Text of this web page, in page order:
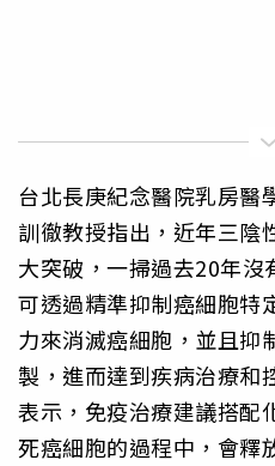
台北長庚紀念醫院乳房醫
訓徹教授指出，近年三陰
大突破，一掃過去20年沒
可透過精準抑制癌細胞特
力來消滅癌細胞，並且抑
製，進而達到疾病治療和
表示，免疫治療建議搭配
死癌細胞的過程中，會釋